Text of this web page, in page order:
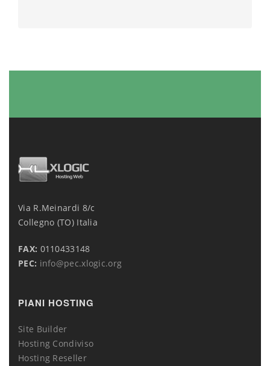
Via R.Meinardi 8/c
Collegno (TO) Italia
FAX: 0110433148
PEC: info@pec.xlogic.org
PIANI HOSTING
Site Builder
Hosting Condiviso
Hosting Reseller